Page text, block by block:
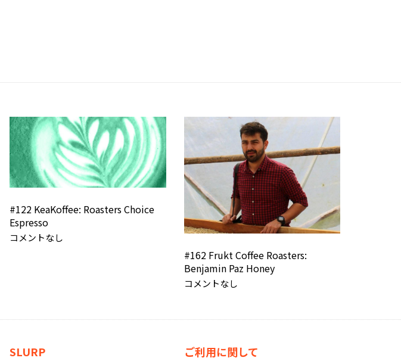
#122 KeaKoffee: Roasters Choice
Espresso
コメントなし
#162 Frukt Coffee Roasters:
Benjamin Paz Honey
コメントなし
SLURP ご利用に関して